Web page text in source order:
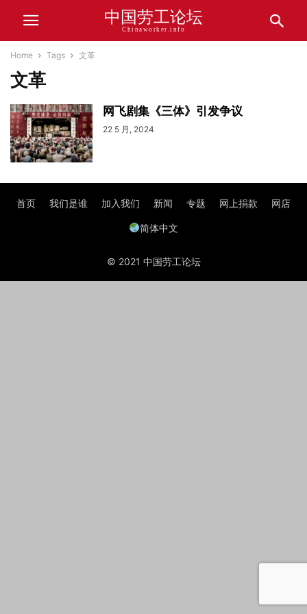
中国劳工论坛
Chinaworker.info
Home Tags 文革
文革
网飞剧集《三体》引发争议
22 5 月, 2024
首页 我们是谁 加入我们 新闻 专题 网上捐款 网店
简体中文
© 2021 中国劳工论坛